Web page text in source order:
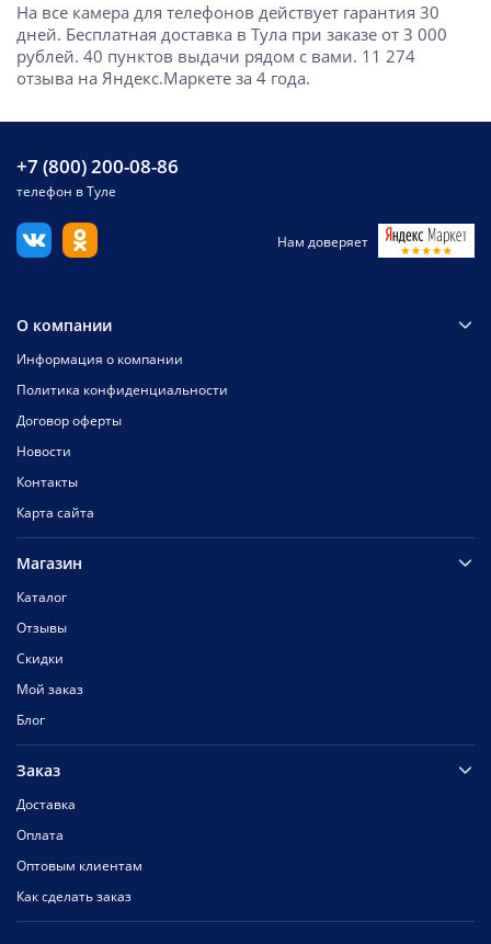
На все камера для телефонов действует гарантия 30
дней. Бесплатная доставка в Тула при заказе от 3 000
рублей. 40 пунктов выдачи рядом с вами. 11 274
отзыва на Яндекс.Маркете за 4 года.
+7 (800) 200-08-86
телефон в Туле
Нам доверяет
О компании
Информация о компании
Политика конфиденциальности
Договор оферты
Новости
Контакты
Карта сайта
Магазин
Каталог
Отзывы
Скидки
Мой заказ
Блог
Заказ
Доставка
Оплата
Оптовым клиентам
Как сделать заказ